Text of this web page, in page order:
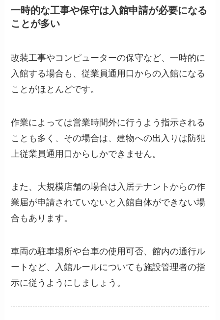
一時的な工事や保守は入館申請が必要になる
ことが多い
改装工事やコンピューターの保守など、一時的に
入館する場合も、従業員通用口からの入館になる
ことがほとんどです。
作業によっては営業時間外に行うよう指示される
ことも多く、その場合は、建物への出入りは防犯
上従業員通用口からしかできません。
また、大規模店舗の場合は入居テナントからの作
業届が申請されていないと入館自体ができない場
合もあります。
車両の駐車場所や台車の使用可否、館内の通行ル
ートなど、入館ルールについても施設管理者の指
示に従うようにしましょう。